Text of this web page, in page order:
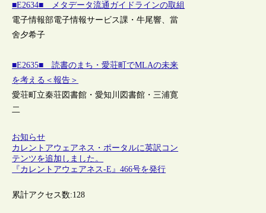
■E2634■ メタデータ流通ガイドラインの取組
電子情報部電子情報サービス課・牛尾響、當
舍夕希子
■E2635■ 読書のまち・愛荘町でMLAの未来
を考える＜報告＞
愛荘町立秦荘図書館・愛知川図書館・三浦寛
二
お知らせ
カレントアウェアネス・ポータルに英訳コン
テンツを追加しました。
『カレントアウェアネス-E』466号を発行
累計アクセス数:128